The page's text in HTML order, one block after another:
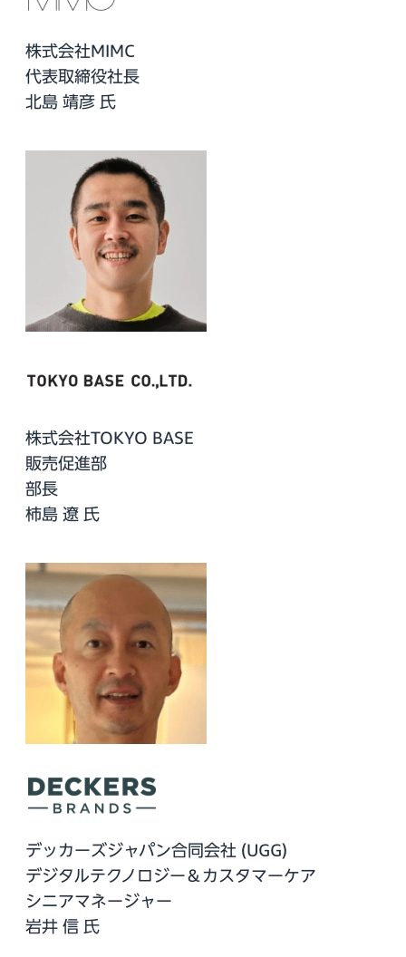
株式会社MIMC
代表取締役社長
北島 靖彦 氏
株式会社TOKYO BASE
販売促進部
部長
柿島 遼 氏
デッカーズジャパン合同会社 (UGG)
デジタルテクノロジー＆カスタマーケア
シニアマネージャー
岩井 信 氏